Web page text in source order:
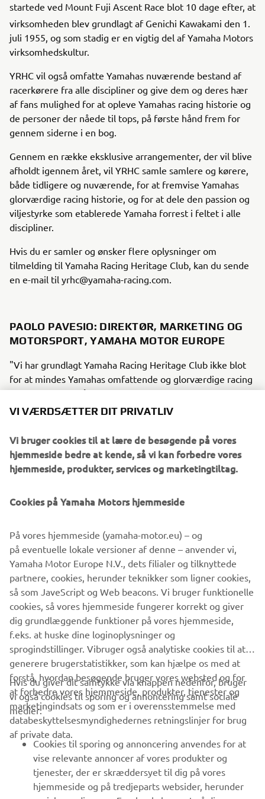
startede ved Mount Fuji Ascent Race blot 10 dage efter, at
virksomheden blev grundlagt af Genichi Kawakami den 1.
juli 1955, og som stadig er en vigtig del af Yamaha Motors
virksomhedskultur.
YRHC vil også omfatte Yamahas nuværende bestand af
racerkørere fra alle discipliner og give dem og deres hær
af fans mulighed for at opleve Yamahas racing historie og
de personer der nåede til tops, på første hånd frem for
gennem siderne i en bog.
Gennem en række eksklusive arrangementer, der vil blive
afholdt igennem året, vil YRHC samle samlere og kørere,
både tidligere og nuværende, for at fremvise Yamahas
glorværdige racing historie, og for at dele den passion og
viljestyrke som etablerede Yamaha forrest i feltet i alle
discipliner.
Hvis du er samler og ønsker flere oplysninger om
tilmelding til Yamaha Racing Heritage Club, kan du sende
en e-mail til yrhc@yamaha-racing.com.
PAOLO PAVESIO: DIREKTØR, MARKETING OG
MOTORSPORT, YAMAHA MOTOR EUROPE
"Vi har grundlagt Yamaha Racing Heritage Club ikke blot
for at mindes Yamahas omfattende og glorværdige racing
historie, men også for at beskytte den og gøre den
levende, så fremtidige generationer også kan nyde den. Vi
stedet for at stå stille i en samling, og derfor er det et af
YHRC's primære mål at støtte samlere i at restaurere og
vedligeholde deres motorcykler. Et andet mål er at
disse ikoniske maskiner, og de mennesker der både
historie med så bredt et publikum som muligt, og derfor
deltager YRHC i en række arrangementer hvert år for at
vise disse historiske motorcykler frem, og bringe dem
sammen med både tidligere og nuværende kørere for at
holde vores arv i live".
VIRKSOMHED
B2B
MERE YAMAHA
VI VÆRDSÆTTER DIT PRIVATLIV
Vi bruger cookies til at lære de besøgende på vores
hjemmeside bedre at kende, så vi kan forbedre vores
hjemmeside, produkter, services og marketingtiltag.
Cookies på Yamaha Motors hjemmeside
På vores hjemmeside (yamaha-motor.eu) – og
på eventuelle lokale versioner af denne – anvender vi,
Yamaha Motor Europe N.V., dets filialer og tilknyttede
partnere, cookies, herunder teknikker som ligner cookies,
så som JaveScript og Web beacons. Vi bruger funktionelle
cookies, så vores hjemmeside fungerer korrekt og giver
dig grundlæggende funktioner på vores hjemmeside,
f.eks. at huske dine loginoplysninger og
sprogindstillinger. Vibruger også analytiske cookies til at
generere brugerstatistikker, som kan hjælpe os med at
forstå, hvordan besøgende bruger vores websted og for
at forbedre vores hjemmeside, produkter, tjenester og
marketingindsats og som er i overensstemmelse med
databeskyttelsesmyndighedernes retningslinjer for brug
af private data.
Hvis du giver dit samtykke via knappen nedenfor, bruger
vi også cookies til sporing og annoncering samt sociale
medier:
Cookies til sporing og annoncering anvendes for at
vise relevante annoncer af vores produkter og
tjenester, der er skræddersyet til dig på vores
hjemmeside og på tredjeparts websider, herunder